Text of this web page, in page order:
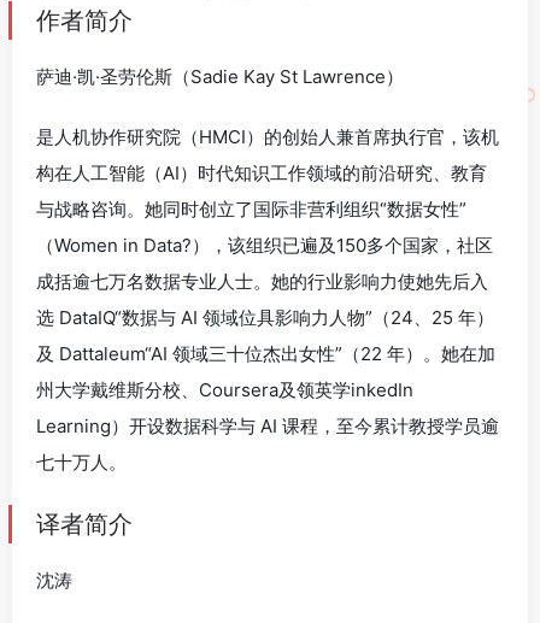
作者简介
萨迪·凯·圣劳伦斯（Sadie Kay St Lawrence）
是人机协作研究院（HMCI）的创始人兼首席执行官，该机
构在人工智能（AI）时代知识工作领域的前沿研究、教育
与战略咨询。她同时创立了国际非营利组织“数据女性”
（Women in Data?），该组织已遍及150多个国家，社区
成括逾七万名数据专业人士。她的行业影响力使她先后入
选 DataIQ“数据与 AI 领域位具影响力人物”（24、25 年）
及 Dattaleum“AI 领域三十位杰出女性”（22 年）。她在加
州大学戴维斯分校、Coursera及领英学inkedIn
Learning）开设数据科学与 AI 课程，至今累计教授学员逾
七十万人。
译者简介
沈涛